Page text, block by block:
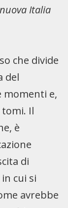
Italia
che divide
del
momenti e,
Il
è
di
cui si
avrebbe